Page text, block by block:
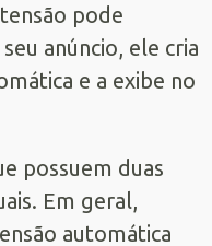
pode
anúncio, ele cria
e a exibe no
possuem duas
Em geral,
automática